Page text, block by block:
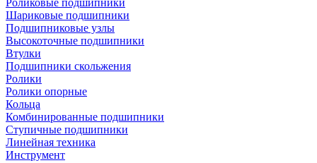
Шариковые подшипники
Подшипниковые узлы
Высокоточные подшипники
Втулки
Подшипники скольжения
Ролики
Ролики опорные
Кольца
Комбинированные подшипники
Ступичные подшипники
Линейная техника
Инструмент